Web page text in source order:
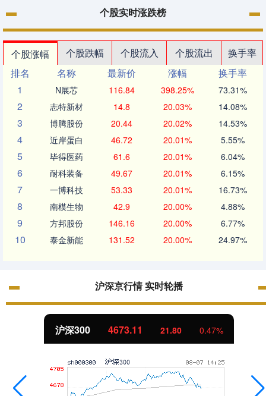
个股实时涨跌榜
个股涨幅 个股跌幅 个股流入 个股流出
换手率
排名
名称 最新价 涨幅
换手率
1
N展芯 116.84 398.25% 73.31%
2 志特新材 14.8 20.03% 14.08%
3 博腾股份 20.44 20.02% 14.53%
4 近岸蛋白 46.72 20.01% 5.55%
5 毕得医药 61.6 20.01% 6.04%
6 耐科装备 49.67 20.01% 6.15%
7 一博科技 53.33 20.01% 16.73%
8 南模生物 42.9 20.00% 4.88%
9 方邦股份 146.16 20.00% 6.77%
10 泰金新能 131.52 20.00% 24.97%
沪深京行情 实时轮播
沪深300 4673.11 21.80 0.47%